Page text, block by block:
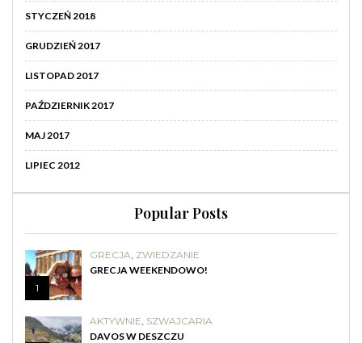
STYCZEŃ 2018
GRUDZIEŃ 2017
LISTOPAD 2017
PAŹDZIERNIK 2017
MAJ 2017
LIPIEC 2012
Popular Posts
1
GRECJA, ZWIEDZANIE
GRECJA WEEKENDOWO!
AKTYWNIE, SZWAJCARIA
DAVOS W DESZCZU